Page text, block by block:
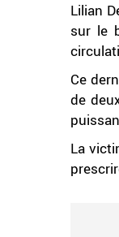
Lilian
sur le
Ce
de
La